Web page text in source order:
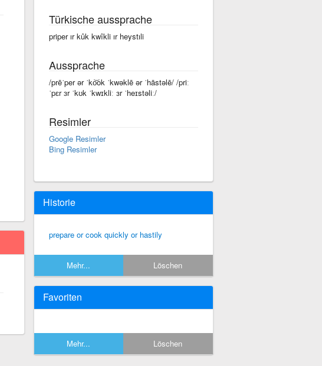
Türkische aussprache
priper ır kûk kwîkli ır heystıli
Aussprache
/prēˈper ər ˈko͝ok ˈkwəklē ər ˈhāstəlē/ /priː
ˈpɛr ɜr ˈkʊk ˈkwɪkliː ɜr ˈheɪstəliː/
Resimler
Google Resimler
Bing Resimler
Historie
prepare or cook quickly or hastily
Mehr... Löschen
Favoriten
Mehr... Löschen